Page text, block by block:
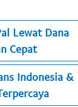
Lewat Dana
Cepat
Indonesia &